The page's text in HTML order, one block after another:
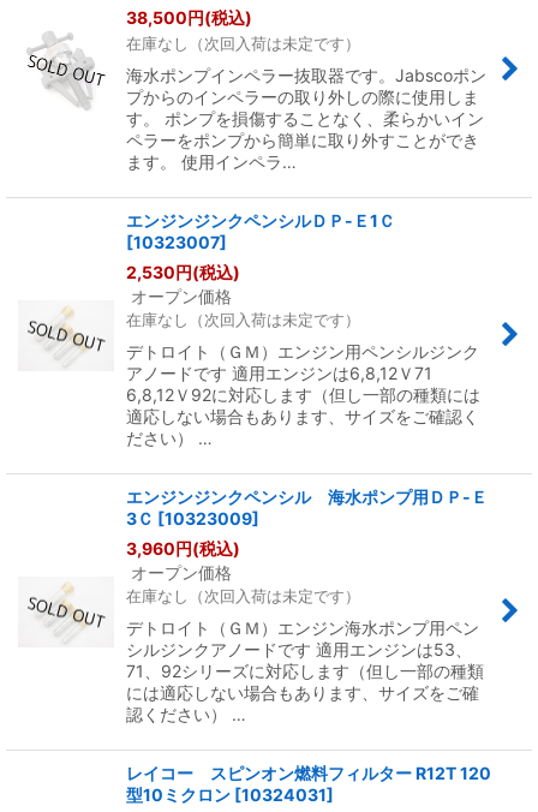
38,500円(税込)
在庫なし（次回入荷は未定です）
海水ポンプインペラー抜取器です。Jabscoポン
プからのインペラーの取り外しの際に使用しま
す。 ポンプを損傷することなく、柔らかいイン
ペラーをポンプから簡単に取り外すことができ
ます。 使用インペラ…
エンジンジンクペンシルＤＰ-Ｅ1Ｃ
[10323007]
2,530円(税込)
オープン価格
在庫なし（次回入荷は未定です）
デトロイト（ＧＭ）エンジン用ペンシルジンク
アノードです 適用エンジンは6,8,12Ｖ71
6,8,12Ｖ92に対応します（但し一部の種類には
適応しない場合もあります、サイズをご確認く
ださい） …
エンジンジンクペンシル 海水ポンプ用ＤＰ-Ｅ
3Ｃ [10323009]
3,960円(税込)
オープン価格
在庫なし（次回入荷は未定です）
デトロイト（ＧＭ）エンジン海水ポンプ用ペン
シルジンクアノードです 適用エンジンは53、
71、92シリーズに対応します（但し一部の種類
には適応しない場合もあります、サイズをご確
認ください） …
レイコー スピンオン燃料フィルター R12T 120
型10ミクロン [10324031]